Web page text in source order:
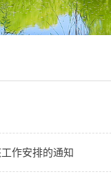
作安排的通知